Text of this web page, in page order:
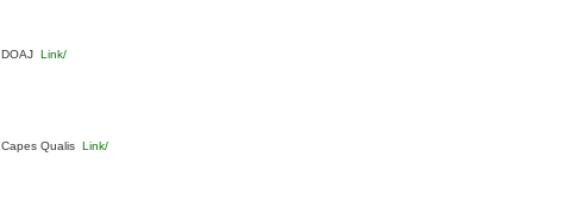
DOAJ Link/
Capes Qualis Link/